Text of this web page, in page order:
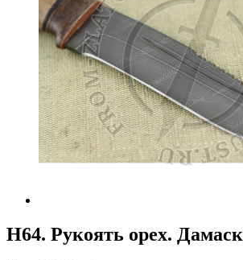
Н64. Рукоять орех. Дамаск